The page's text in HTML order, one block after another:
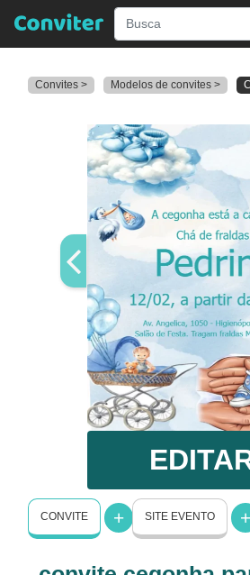
Convites > Modelos de convites >
CONVITE SITE EVENTO